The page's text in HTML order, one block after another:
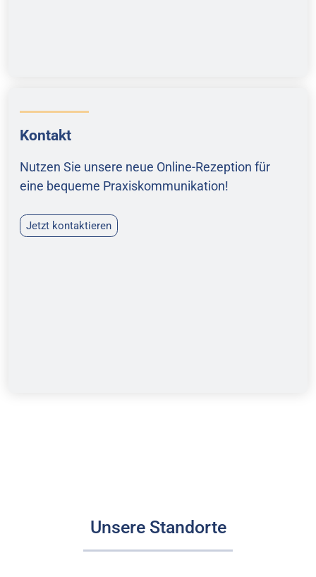
Kontakt
Nutzen Sie unsere neue Online-Rezeption für
eine bequeme Praxiskommunikation!
Jetzt kontaktieren
Unsere Standorte